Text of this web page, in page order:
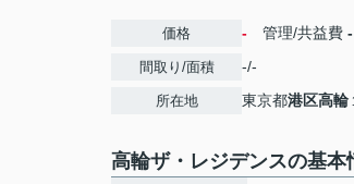
価格 - 管理/共益費 -
間取り/面積 -/-
所在地 東京都港区高輪
高輪ザ・レジデンスの基本